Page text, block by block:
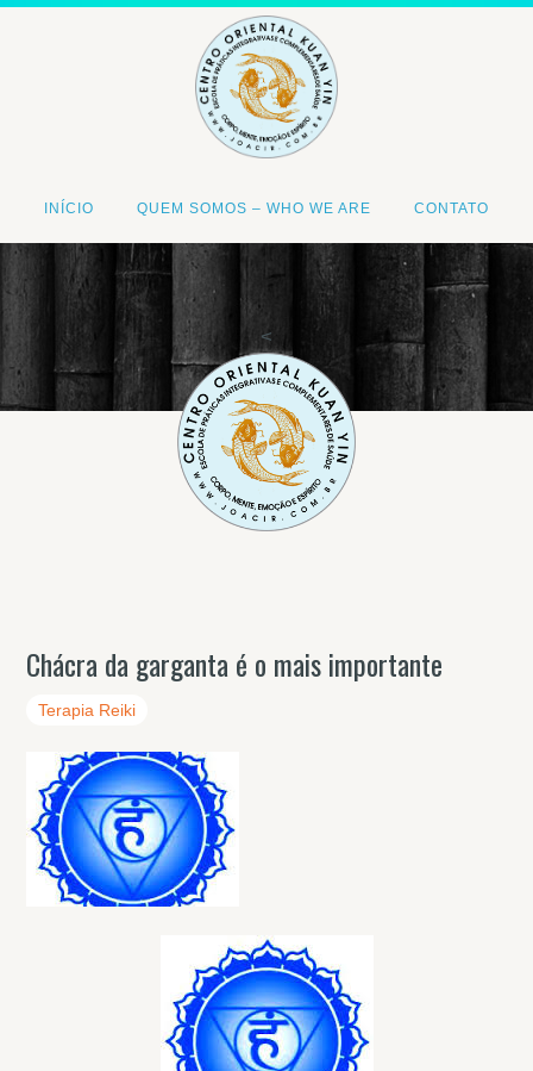
INÍCIO QUEM SOMOS – WHO WE ARE CONTATO
<
Chácra da garganta é o mais importante
Terapia Reiki